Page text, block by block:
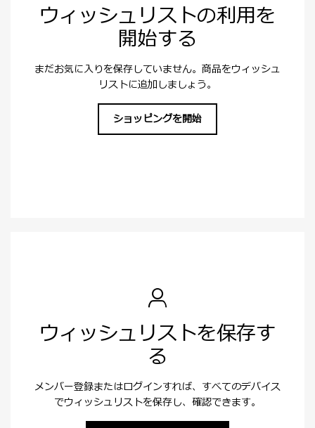
ウィッシュリストの利用を
開始する
まだお気に入りを保存していません。商品をウィッシュ
リストに追加しましょう。
ショッピングを開始
ウィッシュリストを保存す
る
メンバー登録またはログインすれば、すべてのデバイス
でウィッシュリストを保存し、確認できます。